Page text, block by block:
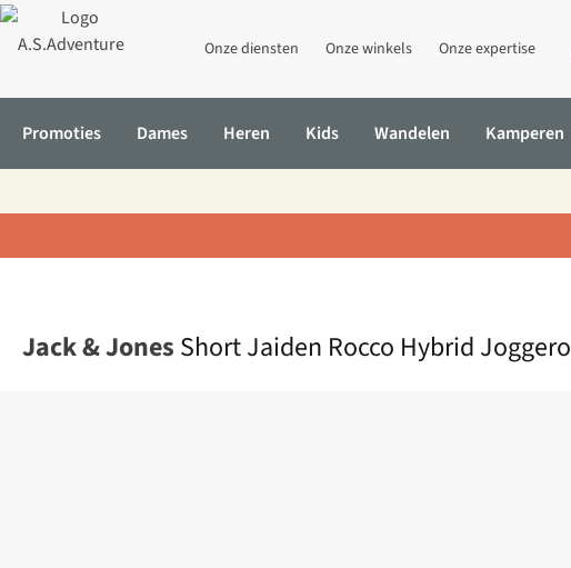
Onze diensten Onze winkels Onze expertise
Promoties Dames Heren Kids Wandelen Kamperen
Jack & Jones Short Jaiden Rocco Hybrid Joggero